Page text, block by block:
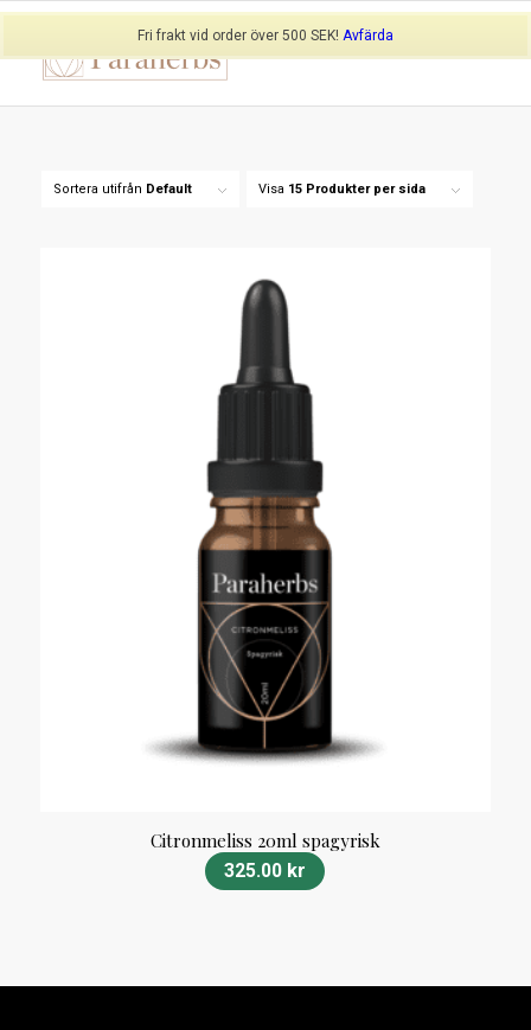
Fri frakt vid order över 500 SEK! Avfärda
Sortera utifrån Default Visa 15 Produkter per sida
Citronmeliss 20ml spagyrisk
325.00 kr